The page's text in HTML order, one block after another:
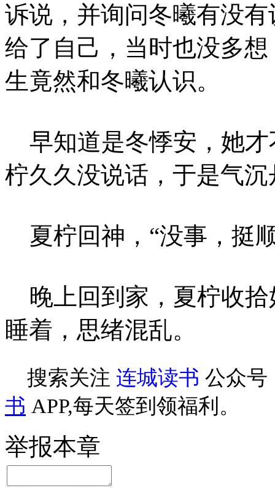
诉说，并询问冬曦有没
给了自己，当时也没多
生竟然和冬曦认识。
早知道是冬悸安，她才
柠久久没说话，于是气
夏柠回神，“没事，挺
晚上回到家，夏柠收拾
睡着，思绪混乱。
搜索关注 连城读书 公众号
书 APP,每天签到领福利。
举报本章